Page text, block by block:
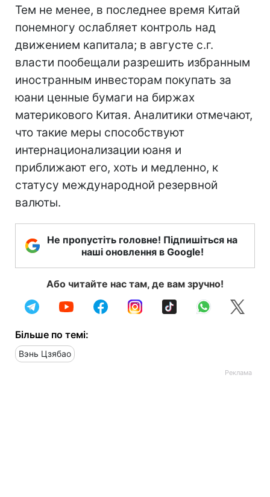
Тем не менее, в последнее время Китай
понемногу ослабляет контроль над
движением капитала; в августе с.г.
власти пообещали разрешить избранным
иностранным инвесторам покупать за
юани ценные бумаги на биржах
материкового Китая. Аналитики отмечают,
что такие меры способствуют
интернационализации юаня и
приближают его, хоть и медленно, к
статусу международной резервной
валюты.
Не пропустіть головне! Підпишіться на
наші оновлення в Google!
Або читайте нас там, де вам зручно!
Більше по темі:
Вэнь Цзябао